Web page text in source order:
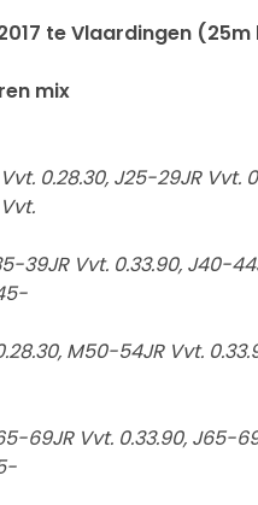
te Vlaardingen
mix
0.28.30, J25-29JR Vvt.
39JR Vvt. 0.33.90, J40-
M50-54JR Vvt.
69JR Vvt. 0.33.90, J65-